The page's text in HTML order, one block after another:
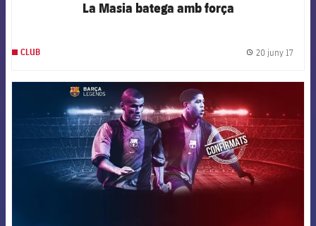
La Masia batega amb força
CLUB 20 juny 17
FCB Barcelona badge